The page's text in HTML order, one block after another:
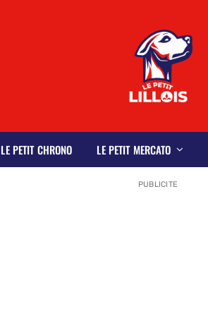
LE PETIT CHRONO LE PETIT MERCATO
PUBLICITE